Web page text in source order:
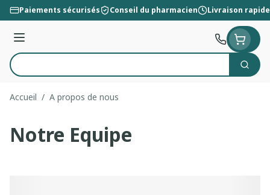
Aller au contenu
Paiements sécurisés Conseil du pharmacien Livraison rapide
Menu
Rechercher
Accueil / A propos de nous
Notre Equipe